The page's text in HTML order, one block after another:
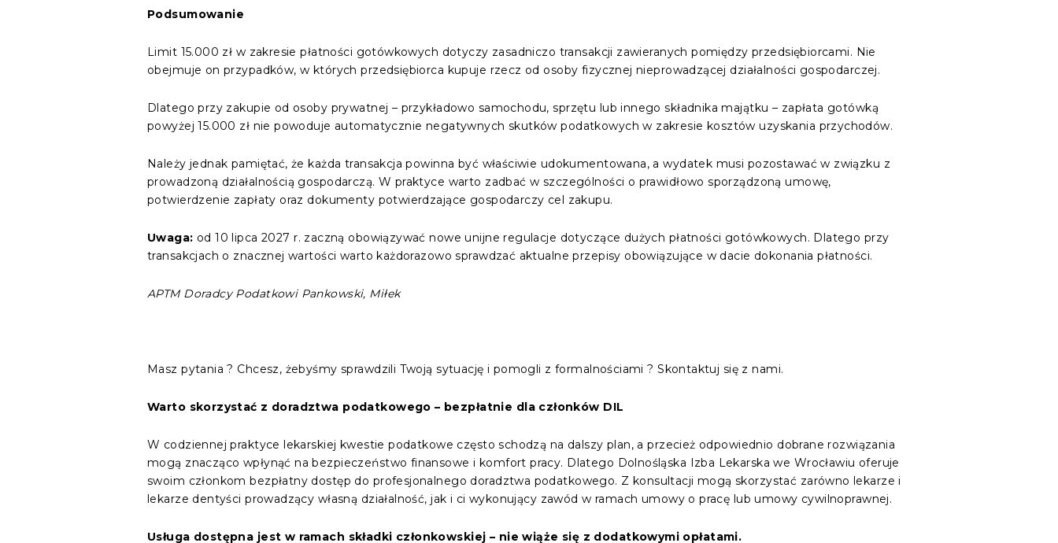
Podsumowanie
Limit 15.000 zł w zakresie płatności gotówkowych dotyczy zasadniczo transakcji zawieranych pomiędzy przedsiębiorcami. Nie
obejmuje on przypadków, w których przedsiębiorca kupuje rzecz od osoby fizycznej nieprowadzącej działalności gospodarczej.
Dlatego przy zakupie od osoby prywatnej – przykładowo samochodu, sprzętu lub innego składnika majątku – zapłata gotówką
powyżej 15.000 zł nie powoduje automatycznie negatywnych skutków podatkowych w zakresie kosztów uzyskania przychodów.
Należy jednak pamiętać, że każda transakcja powinna być właściwie udokumentowana, a wydatek musi pozostawać w związku z
prowadzoną działalnością gospodarczą. W praktyce warto zadbać w szczególności o prawidłowo sporządzoną umowę,
potwierdzenie zapłaty oraz dokumenty potwierdzające gospodarczy cel zakupu.
Uwaga: od 10 lipca 2027 r. zaczną obowiązywać nowe unijne regulacje dotyczące dużych płatności gotówkowych. Dlatego przy
transakcjach o znacznej wartości warto każdorazowo sprawdzać aktualne przepisy obowiązujące w dacie dokonania płatności.
APTM Doradcy Podatkowi Pankowski, Miłek
Masz pytania ? Chcesz, żebyśmy sprawdzili Twoją sytuację i pomogli z formalnościami ? Skontaktuj się z nami.
Warto skorzystać z doradztwa podatkowego – bezpłatnie dla członków DIL
W codziennej praktyce lekarskiej kwestie podatkowe często schodzą na dalszy plan, a przecież odpowiednio dobrane rozwiązania
mogą znacząco wpłynąć na bezpieczeństwo finansowe i komfort pracy. Dlatego Dolnośląska Izba Lekarska we Wrocławiu oferuje
swoim członkom bezpłatny dostęp do profesjonalnego doradztwa podatkowego. Z konsultacji mogą skorzystać zarówno lekarze i
lekarze dentyści prowadzący własną działalność, jak i ci wykonujący zawód w ramach umowy o pracę lub umowy cywilnoprawnej.
Usługa dostępna jest w ramach składki członkowskiej – nie wiąże się z dodatkowymi opłatami.